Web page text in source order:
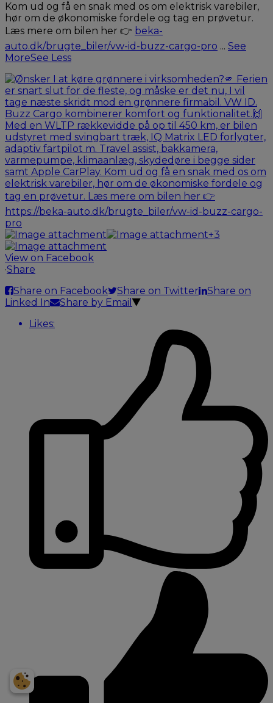
Kom ud og få en snak med os om elektrisk varebiler,
hør om de økonomiske fordele og tag en prøvetur.
Læs mere om bilen her 👉 beka-
auto.dk/brugte_biler/vw-id-buzz-cargo-pro ... See
MoreSee Less
+3
View on Facebook
·Share
Share on Facebook
Share on Twitter
Share on
Linked In
Share by Email
Likes:
Få et personligt
prisoverslag på din bil
NUMMERPLADE
Indtast bildata